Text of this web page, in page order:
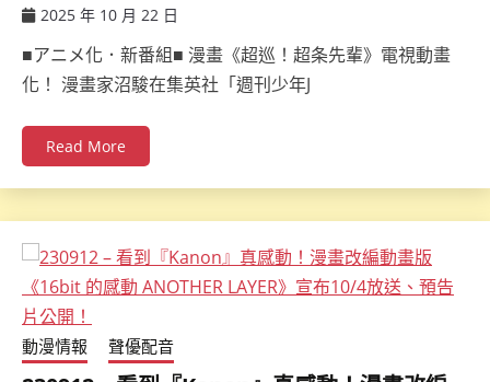
2025 年 10 月 22 日
■アニメ化．新番組■ 漫畫《超巡！超条先輩》電視動畫
化！ 漫畫家沼駿在集英社「週刊少年J
Read More
動漫情報 聲優配音